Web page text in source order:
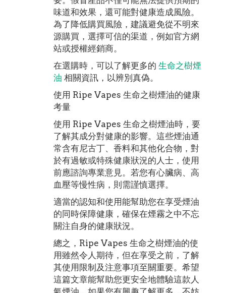
味道和效果，還可能對健康造成風險。
為了降低購買風險，建議避免從不明來
源購買，選擇可信的渠道，例如官方網
站或授權經銷商。
在選購時，可以了解更多的生命之樹煙
油 相關資訊，以辨別真偽。
使用 Ripe Vapes 生命之樹煙油的健康
考量
使用 Ripe Vapes 生命之樹煙油時，要
了解其成分對健康的影響。這些煙油通
常含有尼古丁、香料和其他化合物，對
於有過敏或特殊健康狀況的人士，使用
前應諮詢專業意見。若您有心臟病、高
血壓等慢性病，則需謹慎選擇。
適當的認知和使用能幫助您在享受煙油
的同時保障健康，確保在煙霧之中不忘
關注自身的健康狀況。
總之，Ripe Vapes 生命之樹煙油的使
用雖然令人期待，但在享受之前，了解
其使用限制及注意事項至關重要。希望
這篇文章能幫助您更安全地體驗這款人